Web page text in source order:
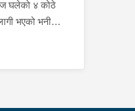
घलेको ४ कोठे
भएको भनी